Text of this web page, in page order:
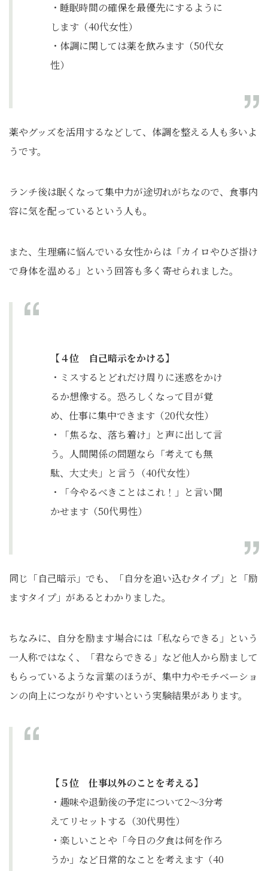
・睡眠時間の確保を最優先にするように
します（40代女性）
・体調に関しては薬を飲みます（50代女
性）
薬やグッズを活用するなどして、体調を整える人も多いよ
うです。
ランチ後は眠くなって集中力が途切れがちなので、食事内
容に気を配っているという人も。
また、生理痛に悩んでいる女性からは「カイロやひざ掛け
で身体を温める」という回答も多く寄せられました。
【４位 自己暗示をかける】
・ミスするとどれだけ周りに迷惑をかけ
るか想像する。恐ろしくなって目が覚
め、仕事に集中できます（20代女性）
・「焦るな、落ち着け」と声に出して言
う。人間関係の問題なら「考えても無
駄、大丈夫」と言う（40代女性）
・「今やるべきことはこれ！」と言い聞
かせます（50代男性）
同じ「自己暗示」でも、「自分を追い込むタイプ」と「励
ますタイプ」があるとわかりました。
ちなみに、自分を励ます場合には「私ならできる」という
一人称ではなく、「君ならできる」など他人から励まして
もらっているような言葉のほうが、集中力やモチベーショ
ンの向上につながりやすいという実験結果があります。
【５位 仕事以外のことを考える】
・趣味や退勤後の予定について2〜3分考
えてリセットする（30代男性）
・楽しいことや「今日の夕食は何を作ろ
うか」など日常的なことを考えます（40